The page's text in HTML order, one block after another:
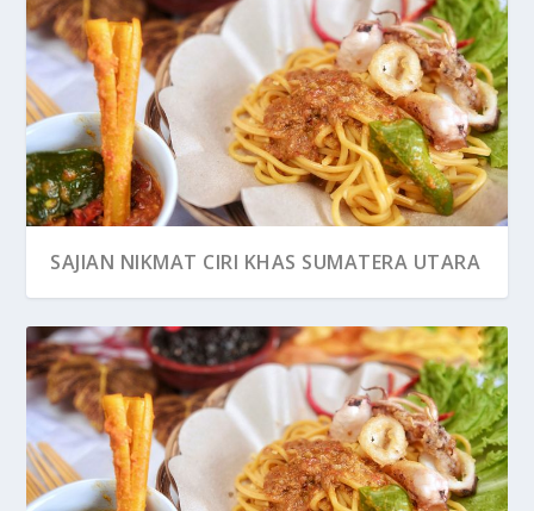
SAJIAN NIKMAT CIRI KHAS SUMATERA UTARA